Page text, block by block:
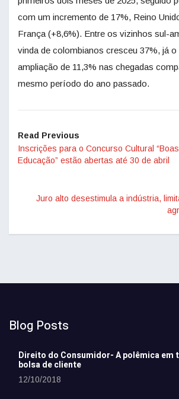
com um incremento de 17%, Reino
França (+8,6%). Entre os vizinhos sul-
vinda de colombianos cresceu 37%, já o
ampliação de 11,3% nas chegadas
mesmo período do ano passado.
Read Previous
Inscrições para o Concurso Cultural
Educação” estão abertas até 30 de abril
Juro alto desestimula a indústria,
Blog Posts
Direito do Consumidor- A polêmica em
bolsa de cliente
12/10/2018